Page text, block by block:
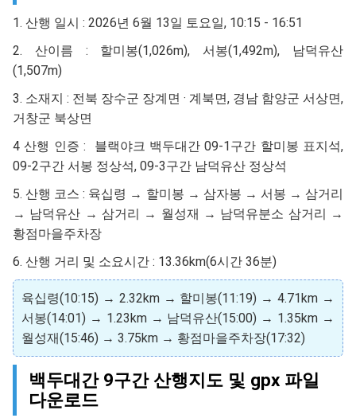
1. 산행 일시 : 2026년 6월 13일 토요일, 10:15 - 16:51
2. 산이름 : 할미봉(1,026m), 서봉(1,492m), 남덕유산
(1,507m)
3. 소재지 : 전북 장수군 장계면 · 계북면, 경남 함양군 서상면,
거창군 북상면
4 산행 인증 : 블랙야크 백두대간 09-1구간 할미봉 표지석,
09-2구간 서봉 정상석, 09-3구간 남덕유산 정상석
5. 산행 코스 : 육십령 → 할미봉 → 삼자봉 → 서봉 → 삼거리
→ 남덕유산 → 삼거리 → 월성재 → 남덕유분소 삼거리 →
황점마을주차장
6. 산행 거리 및 소요시간 : 13.36km(6시간 36분)
육십령(10:15) → 2.32km → 할미봉(11:19) → 4.71km →
서봉(14:01) → 1.23km → 남덕유산(15:00) → 1.35km →
월성재(15:46) → 3.75km → 황점마을주차장(17:32)
백두대간 9구간 산행지도 및 gpx 파일
다운로드